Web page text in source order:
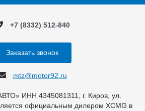
+7 (8332) 512-840
Заказать звонок
mtz@motor92.ru
ИНН 4345081311, г. Киров, ул.
официальным дилером XCMG в